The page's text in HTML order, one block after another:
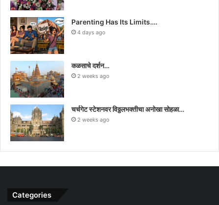
Parenting Has Its Limits….
4 days ago
कळसाचे दर्शन…
2 weeks ago
चर्चगेट स्टेशनवर विठ्ठलभक्तीचा अनोखा सोहळा…
2 weeks ago
Categories